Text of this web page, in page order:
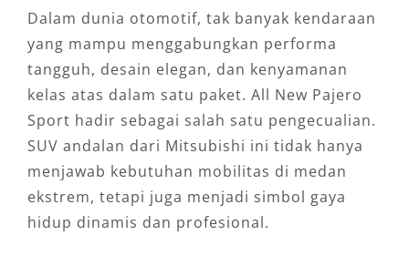
Dalam dunia otomotif, tak banyak kendaraan
yang mampu menggabungkan performa
tangguh, desain elegan, dan kenyamanan
kelas atas dalam satu paket. All New Pajero
Sport hadir sebagai salah satu pengecualian.
SUV andalan dari Mitsubishi ini tidak hanya
menjawab kebutuhan mobilitas di medan
ekstrem, tetapi juga menjadi simbol gaya
hidup dinamis dan profesional.